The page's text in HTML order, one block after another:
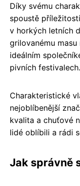
Díky svému
spoustě
v horkých letních
grilovanému
ideálním
pivních festivalech.
Charakteristické
nejoblíbenější
kvalita a chuťové
lidé oblíbili a rádi
Jak správně